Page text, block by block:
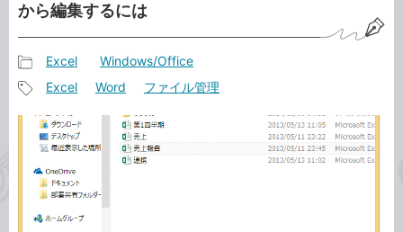
から編集するには
事
カ
テ
ゴ
リ
Excel Windows/Office
事
タ
グ
Excel Word ファイル管理